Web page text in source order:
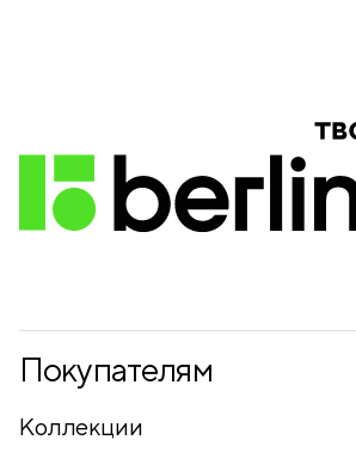
Покупателям
Коллекции